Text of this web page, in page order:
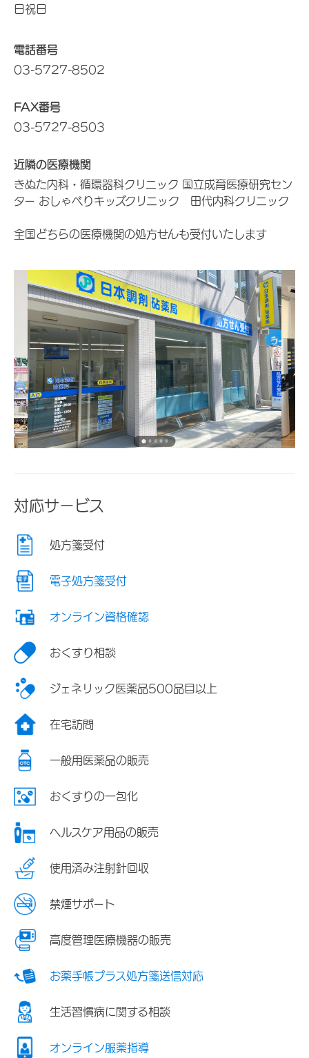
日祝日
電話番号
03-5727-8502
FAX番号
03-5727-8503
近隣の医療機関
きぬた内科・循環器科クリニック 国立成育医療研究セン
ター おしゃべりキッズクリニック 田代内科クリニック
全国どちらの医療機関の処方せんも受付いたします
対応サービス
処方箋受付
電子処方箋受付
オンライン資格確認
おくすり相談
ジェネリック医薬品500品目以上
在宅訪問
一般用医薬品の販売
おくすりの一包化
ヘルスケア用品の販売
使用済み注射針回収
禁煙サポート
高度管理医療機器の販売
お薬手帳プラス処方箋送信対応
生活習慣病に関する相談
オンライン服薬指導